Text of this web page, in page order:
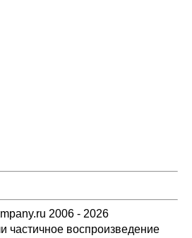
2006 - 2026
частичное воспроизведение